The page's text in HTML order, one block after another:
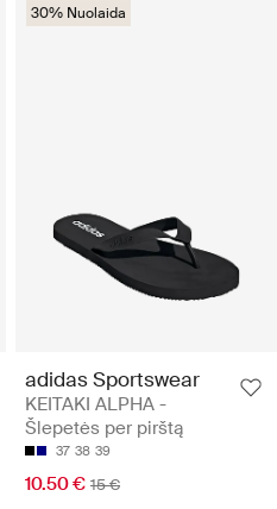
30% Nuolaida
adidas Sportswear
KEITAKI ALPHA -
Šlepetės per pirštą
37 38 39
10.50 € 15 €